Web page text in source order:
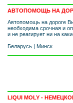
АВТОПОМОЩЬ НА
Автопомощь на дороге
необходима срочная и
и не реагирует ни на
Беларусь
Минск
LIQUI MOLY -